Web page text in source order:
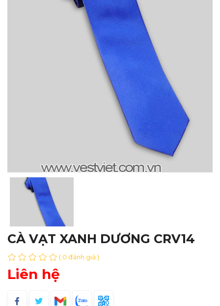
CÀ VẠT XANH DƯƠNG CRV14
( 0 đánh giá )
Liên hệ